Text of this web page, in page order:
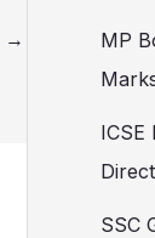
→
MP
ICSE
SSC